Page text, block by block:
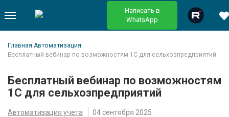
Написать в
WhatsApp
Главная Автоматизация
Бесплатный вебинар по возможностям 1С для сельхозпредприятий
Бесплатный вебинар по возможностям
1С для сельхозпредприятий
Автоматизация учета 04 сентября 2025